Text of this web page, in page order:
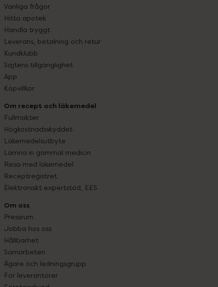
Vanliga frågor
Hitta apotek
Handla tryggt
Leverans, betalning och retur
Kundklubb
Sajtens tillgänglighet
App
Köpvillkor
Om recept och läkemedel
Fullmakter
Högkostnadsskyddet
Läkemedelsutbyte
Lämna in gammal medicin
Resa med läkemedel
Receptregistret
Elektroniskt expertstöd, EES
Om oss
Pressrum
Jobba hos oss
Hållbarhet
Samarbeten
Ägare och ledningsgrupp
För leverantörer